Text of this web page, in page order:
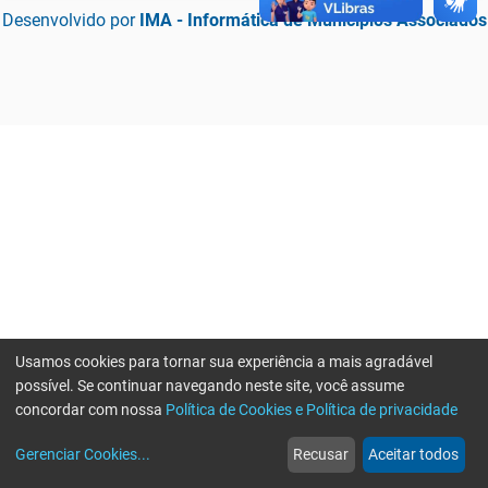
Desenvolvido por IMA - Informática de Municípios Associados
web
Notícias
more_horiz
Mais
Usamos cookies para tornar sua experiência a mais agradável
possível. Se continuar navegando neste site, você assume
concordar com nossa Política de Cookies e Política de privacidade
Gerenciar Cookies... Recusar Aceitar todos
Erro ao enviar informações, por favor tente novamente